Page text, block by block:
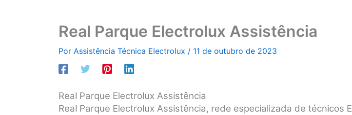
Real Parque Electrolux Assistência
Por Assistência Técnica Electrolux / 11 de outubro de 2023
Real Parque Electrolux Assistência
Real Parque Electrolux Assistência, rede especializada de técnicos